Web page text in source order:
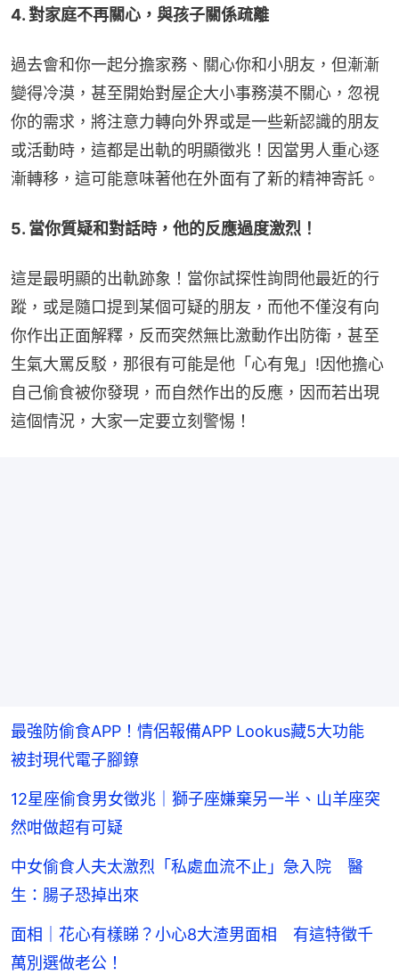
4. 對家庭不再關心，與孩子關係疏離
過去會和你一起分擔家務、關心你和小朋友，但漸漸
變得冷漠，甚至開始對屋企大小事務漠不關心，忽視
你的需求，將注意力轉向外界或是一些新認識的朋友
或活動時，這都是出軌的明顯徵兆！因當男人重心逐
漸轉移，這可能意味著他在外面有了新的精神寄託。
5. 當你質疑和對話時，他的反應過度激烈！
這是最明顯的出軌跡象！當你試探性詢問他最近的行
蹤，或是隨口提到某個可疑的朋友，而他不僅沒有向
你作出正面解釋，反而突然無比激動作出防衛，甚至
生氣大罵反駁，那很有可能是他「心有鬼」!因他擔心
自己偷食被你發現，而自然作出的反應，因而若出現
這個情況，大家一定要立刻警惕！
最強防偷食APP！情侶報備APP Lookus藏5大功能
被封現代電子腳鐐
12星座偷食男女徵兆｜獅子座嫌棄另一半、山羊座突
然咁做超有可疑
中女偷食人夫太激烈「私處血流不止」急入院 醫
生：腸子恐掉出來
面相｜花心有樣睇？小心8大渣男面相 有這特徵千
萬別選做老公！